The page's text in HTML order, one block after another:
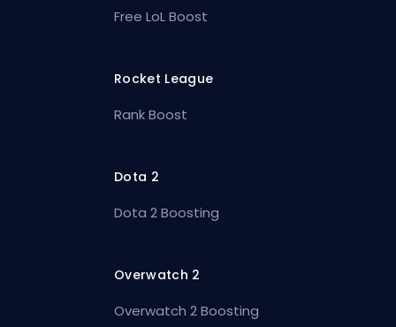
Free LoL Boost
Rocket League
Rank Boost
Dota 2
Dota 2 Boosting
Overwatch 2
Overwatch 2 Boosting